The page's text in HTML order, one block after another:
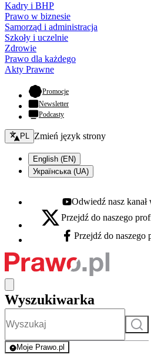
Kadry i BHP
Prawo w biznesie
Samorząd i administracja
Szkoły i uczelnie
Zdrowie
Prawo dla każdego
Akty Prawne
Promocje- otwiera się w nowej karcie
Newsletter
Podcasty
Zmień język - bieżący:
PL Zmień język strony
English (EN)
Українська (UA)
Youtube - otwiera się w nowej
Odwiedź nasz
X - otwiera się w nowej karcie
Przejdź do naszego
Facebook - otwiera się w nowej
Przejdź do naszego
Wyszukiwarka
Szukaj
Moje Prawo.pl
- rejestracja i logowanie do serwisu